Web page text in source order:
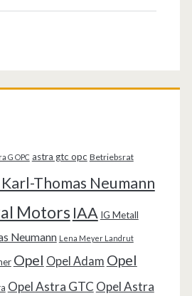
G OPC astra gtc opc Betriebsrat
Thomas Neumann
Motors IAA IG Metall
Neumann Lena Meyer Landrut
Opel Opel Adam Opel
Opel Astra GTC Opel Astra